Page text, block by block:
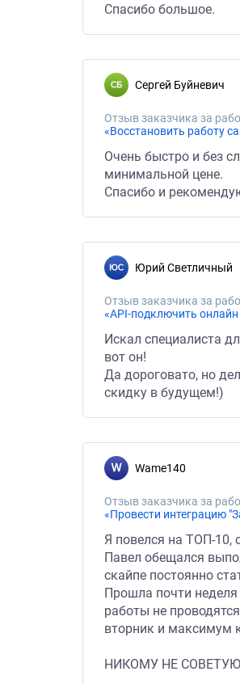
Спасибо большое.
Сергей Буйневич
Отзыв заказчика за
«Восстановить работу
Очень быстро и без
минимальной цене.
Спасибо и
Юрий Светличный
Отзыв заказчика за
«API-подключить
Искал специалиста
вот он!
Да дороговато, но
скидку в будущем!)
Wame140
Отзыв заказчика за
«Провести интеграцию
Я повелся на ТОП-10,
Павел обещался
скайпе постоянно
Прошла почти
работы не
вторник и максимум
НИКОМУ НЕ